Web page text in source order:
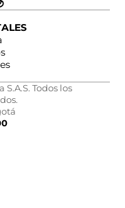
Todos los